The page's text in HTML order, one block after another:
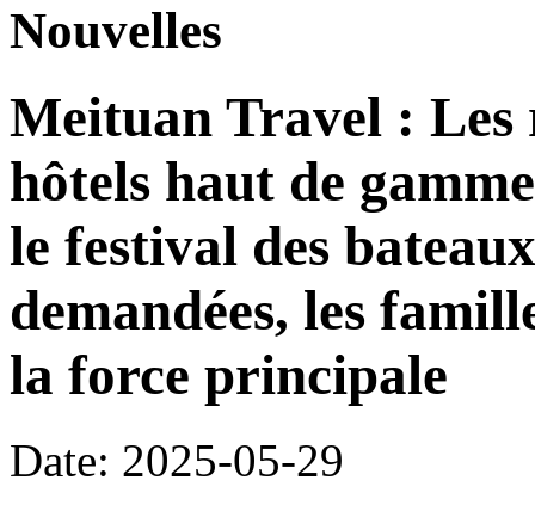
Nouvelles
Meituan Travel : Les
hôtels haut de
le festival des
demandées, les
la force principale
Date: 2025-05-29